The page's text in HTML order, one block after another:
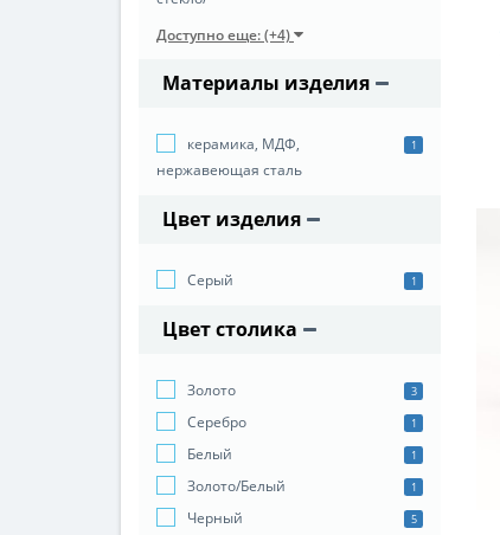
Доступно еще: (+4)
Материалы изделия
керамика, МДФ,
нержавеющая сталь
1
Цвет изделия
Серый 1
Цвет столика
Золото 3
Серебро 1
Белый 1
Золото/Белый 1
Черный 5